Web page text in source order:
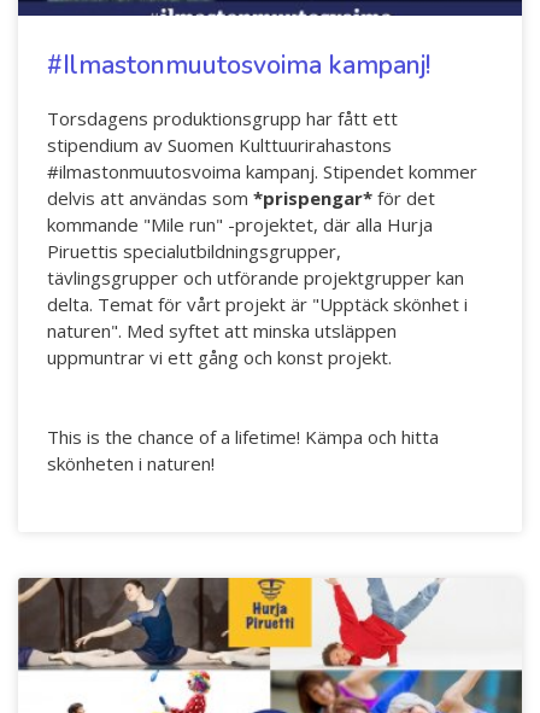
Hör min röst och se mig... - 2020
Klimatförändrings kraft 2020
Konst på två språk 2018-2020
Sharing the same roots - 2019
Downloading Future - 2019
Danselfie 2017-2018
Tillgång till konst 2016-2018
North-South 2011-2015
We move as we dance
#Ilmastonmuutosvoima kampanj!
Torsdagens produktionsgrupp har fått ett
stipendium av Suomen Kulttuurirahastons
#ilmastonmuutosvoima kampanj. Stipendet kommer
delvis att användas som *prispengar* för det
kommande "Mile run" -projektet, där alla Hurja
Piruettis specialutbildningsgrupper,
tävlingsgrupper och utförande projektgrupper kan
delta. Temat för vårt projekt är "Upptäck skönhet i
naturen". Med syftet att minska utsläppen
uppmuntrar vi ett gång och konst projekt.
This is the chance of a lifetime! Kämpa och hitta
skönheten i naturen!